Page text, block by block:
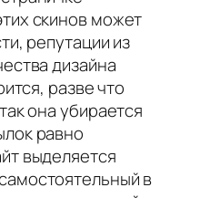
скинов может
репутации из
дизайна
разве что
она убирается
равно
выделяется
в